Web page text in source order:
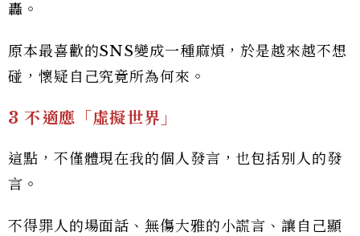
轟。
原本最喜歡的SNS變成一種麻煩，於是越來越不想
碰，懷疑自己究竟所為何來。
3 不適應「虛擬世界」
這點，不僅體現在我的個人發言，也包括別人的發
言。
不得罪人的場面話、無傷大雅的小謊言、讓自己顯